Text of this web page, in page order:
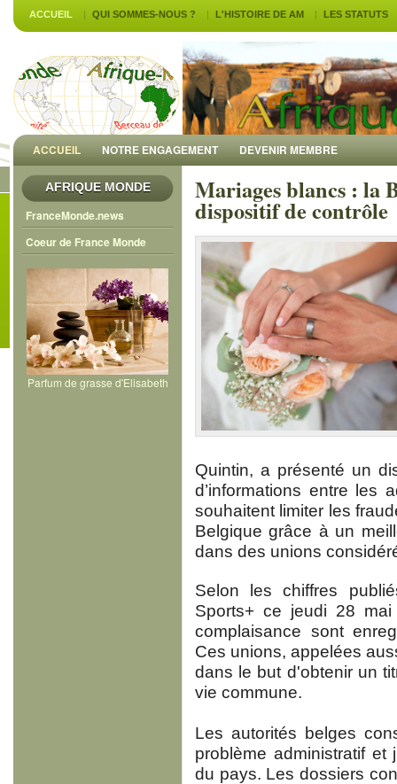
ACCUEIL QUI SOMMES-NOUS ? L'HISTOIRE DE AM LES STATUTS
ACCUEIL NOTRE ENGAGEMENT DEVENIR MEMBRE
AFRIQUE MONDE
FranceMonde.news
Coeur de France Monde
Parfum de grasse d'Elisabeth
Mariages blancs : la
dispositif de contrôle
Quintin, a présenté un
d’informations entre les
souhaitent limiter les
Belgique grâce à un
dans des unions
Selon les chiffres
Sports+ ce jeudi 28
complaisance sont
Ces unions, appelées
dans le but d'obtenir un
vie commune.
Les autorités belges
problème administratif et
du pays. Les dossiers